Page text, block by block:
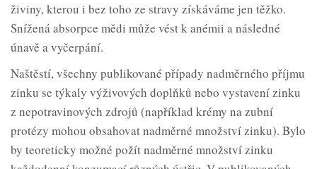
živiny, kterou i bez toho ze stravy získáváme jen těžko.
Snížená absorpce mědi může vést k anémii a následné
únavě a vyčerpání.
Naštěstí, všechny publikované případy nadměrného příjmu
zinku se týkaly výživových doplňků nebo vystavení zinku
z nepotravinových zdrojů (například krémy na zubní
protézy mohou obsahovat nadměrné množství zinku). Bylo
by teoreticky možné požít nadměrné množství zinku